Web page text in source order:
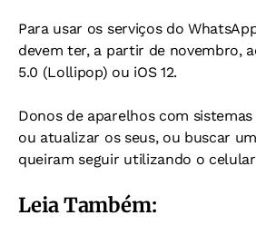
Para usar os serviços do
devem ter, a partir de novembro,
5.0 (Lollipop) ou iOS 12.
Donos de aparelhos com
ou atualizar os seus, ou buscar
queiram seguir utilizando o
Leia Também: